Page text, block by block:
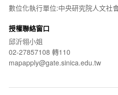
數位化執行單位:中央研究院人文社
授權聯絡窗口
邱沂翎小姐
02-27857108 轉110
mapapply@gate.sinica.edu.tw